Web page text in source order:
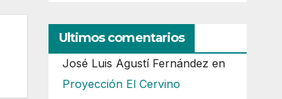
Ultimos comentarios
José Luis Agustí Fernández en
Proyección El Cervino